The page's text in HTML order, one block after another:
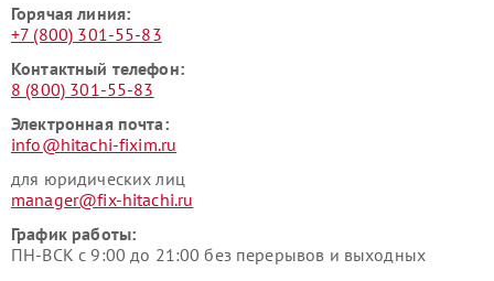
Горячая линия:
+7 (800) 301-55-83
Контактный телефон:
8 (800) 301-55-83
Электронная почта:
info@hitachi-fixim.ru
для юридических лиц
manager@fix-hitachi.ru
График работы:
ПН-ВСК с 9:00 до 21:00 без перерывов и выходных